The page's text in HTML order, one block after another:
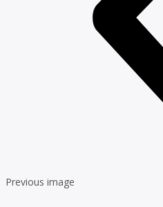
Previous image